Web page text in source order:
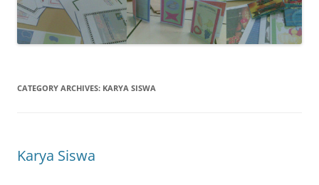
CATEGORY ARCHIVES: KARYA SISWA
Karya Siswa